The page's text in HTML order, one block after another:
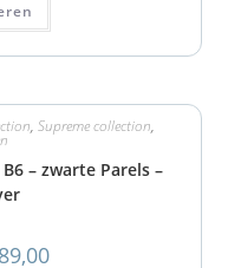
, Supreme collection,
– zwarte Parels –